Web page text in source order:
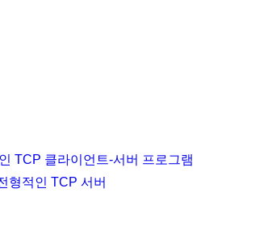
TCP 클라이언트-서버 프로그램
형적인 TCP 서버